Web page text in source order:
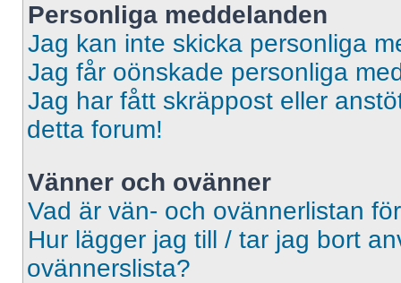
Personliga meddelanden
Jag kan inte skicka personliga
Jag får oönskade personliga
Jag har fått skräppost eller
detta forum!
Vänner och ovänner
Vad är vän- och ovännerlistan
Hur lägger jag till / tar jag bort
ovännerslista?